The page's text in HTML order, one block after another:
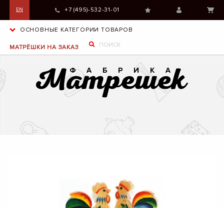
EN +7 (495)-532-31-01
ОСНОВНЫЕ КАТЕГОРИИ ТОВАРОВ
МАТРЁШКИ НА ЗАКАЗ